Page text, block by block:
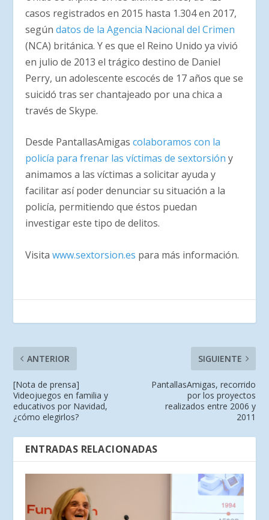
casos registrados en 2015 hasta 1.304 en 2017,
segúndatos de la Agencia Nacional del Crimen
(NCA) británica. Y es que el Reino Unido ya vivió
en julio de 2013 el trágico destino de Daniel
Perry, un adolescente escocés de 17 años que se
suicidó tras ser chantajeado por una chica a
través de Skype.
Desde PantallasAmigascolaboramos con la
policía para frenar las víctimas de sextorsión y
animamos a las víctimas a solicitar ayuda y
facilitar así poder denunciar su situación a la
policía, permitiendo que éstos puedan
investigar este tipo de delitos.
Visitawww.sextorsion.es para más información.
ANTERIOR
[Nota de prensa]
Videojuegos en familia y
educativos por Navidad,
¿cómo elegirlos?
SIGUIENTE
PantallasAmigas, recorrido
por los proyectos
realizados entre 2006 y
2011
ENTRADAS RELACIONADAS